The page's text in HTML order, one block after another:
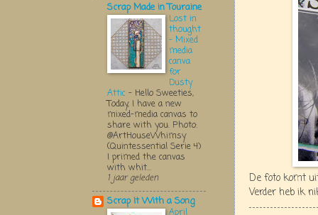
De foto komt
Verder heb ik
Scrap Made in Touraine
Lost in
thought
- Mixed
media
canva
for
Dusty
Attic - Hello Sweeties,
Today, I have a new
mixed-media canvas to
share with you. Photo:
@ArtHouseWhimsy
(Quintessential Serie 4)
I primed the canvas
with whit...
1 jaar geleden
Scrap It With a Song